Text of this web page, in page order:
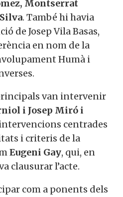
Montserrat
. També hi havia
de Josep Vila Basas,
en nom de la
Humà i
van intervenir
i Josep Miró i
centrades
i criteris de la
Eugeni Gay, qui, en
clausurar l’acte.
com a ponents dels